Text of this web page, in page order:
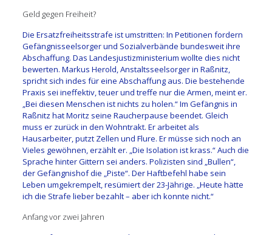
Geld gegen Freiheit?
Die Ersatzfreiheitsstrafe ist umstritten: In Petitionen fordern
Gefängnisseelsorger und Sozialverbände bundesweit ihre
Abschaffung. Das Landesjustizministerium wollte dies nicht
bewerten. Markus Herold, Anstaltsseelsorger in Raßnitz,
spricht sich indes für eine Abschaffung aus. Die bestehende
Praxis sei ineffektiv, teuer und treffe nur die Armen, meint er.
„Bei diesen Menschen ist nichts zu holen.“ Im Gefängnis in
Raßnitz hat Moritz seine Raucherpause beendet. Gleich
muss er zurück in den Wohntrakt. Er arbeitet als
Hausarbeiter, putzt Zellen und Flure. Er müsse sich noch an
Vieles gewöhnen, erzählt er. „Die Isolation ist krass.“ Auch die
Sprache hinter Gittern sei anders. Polizisten sind „Bullen“,
der Gefängnishof die „Piste“. Der Haftbefehl habe sein
Leben umgekrempelt, resümiert der 23-Jährige. „Heute hätte
ich die Strafe lieber bezahlt – aber ich konnte nicht.“
Anfang vor zwei Jahren